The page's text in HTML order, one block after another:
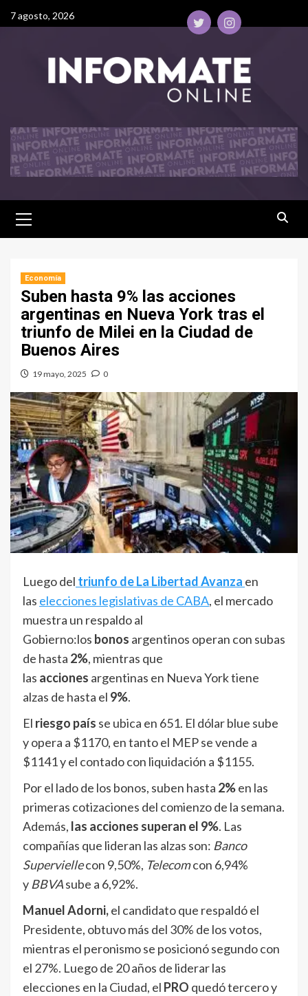
7 agosto, 2026
Economía
Suben hasta 9% las acciones
argentinas en Nueva York tras el
triunfo de Milei en la Ciudad de
Buenos Aires
19 mayo, 2025 0
Luego del triunfo de La Libertad Avanza en
las elecciones legislativas de CABA, el mercado
muestra un respaldo al
Gobierno:los bonos argentinos operan con subas
de hasta 2%, mientras que
las acciones argentinas en Nueva York tiene
alzas de hasta el 9%.
El riesgo país se ubica en 651. El dólar blue sube
y opera a $1170, en tanto el MEP se vende a
$1141 y el contado con liquidación a $1155.
Por el lado de los bonos, suben hasta 2%en las
primeras cotizaciones del comienzo de la semana.
Además, las acciones superan el 9%. Las
compañías que lideran las alzas son: Banco
Superviellecon 9,50%, Telecomcon 6,94%
y BBVAsube a 6,92%.
Manuel Adorni,el candidato que respaldó el
Presidente, obtuvo más del 30% de los votos,
mientras el peronismo se posicionó segundo con
el 27%. Luego de 20 años de liderar las
elecciones en la Ciudad, el PRO quedó tercero y